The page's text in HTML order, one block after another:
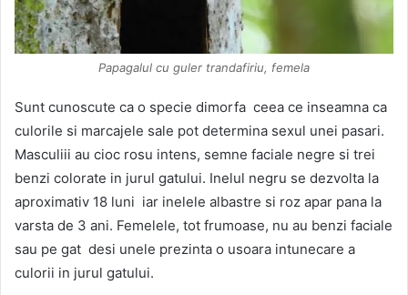
Papagalul cu guler trandafiriu, femela
Sunt cunoscute ca o specie dimorfa ceea ce inseamna ca
culorile si marcajele sale pot determina sexul unei pasari.
Masculiii au cioc rosu intens, semne faciale negre si trei
benzi colorate in jurul gatului. Inelul negru se dezvolta la
aproximativ 18 luni iar inelele albastre si roz apar pana la
varsta de 3 ani. Femelele, tot frumoase, nu au benzi faciale
sau pe gat desi unele prezinta o usoara intunecare a
culorii in jurul gatului.